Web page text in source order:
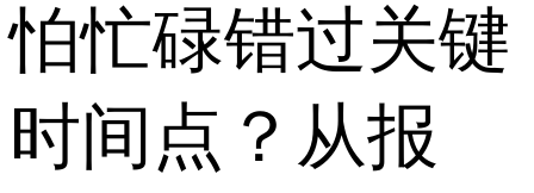
怕忙碌错过关键
时间点？从报